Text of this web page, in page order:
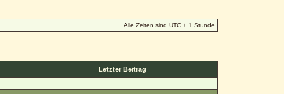
Alle Zeiten sind UTC + 1 Stunde
Letzter Beitrag